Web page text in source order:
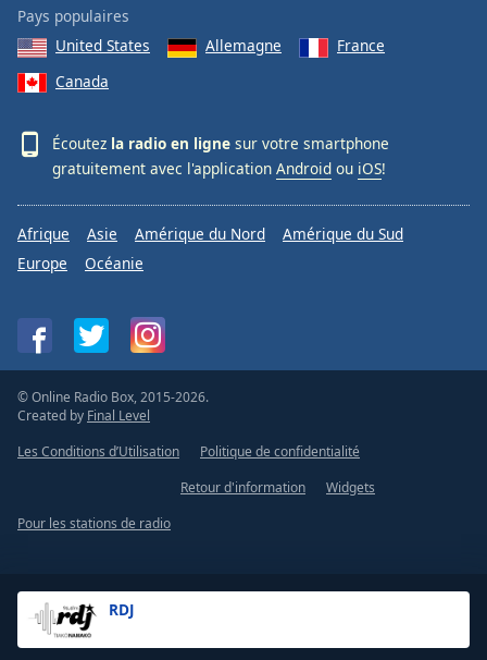
RDJ
Pays populaires
United States
Allemagne
France
Canada
Écoutez la radio en ligne sur votre smartphone
gratuitement avec l'application Android ou iOS!
Afrique Asie Amérique du Nord
Amérique du Sud
Europe
Océanie
© Online Radio Box, 2015-2026.
Created by Final Level
Les Conditions d’Utilisation
Politique de confidentialité
Retour d'information
Widgets
Pour les stations de radio